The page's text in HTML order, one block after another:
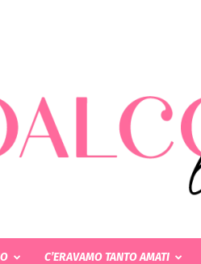
C’ERAVAMO TANTO AMATI